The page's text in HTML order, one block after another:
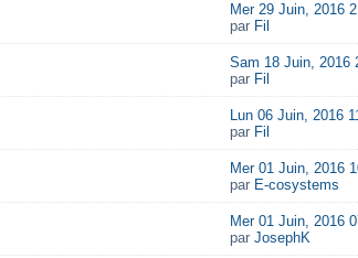
Mer 29 Juin, 2016
par Fil
Sam 18 Juin, 2016
par Fil
Lun 06 Juin, 2016
par Fil
Mer 01 Juin, 2016
par E-cosystems
Mer 01 Juin, 2016
par JosephK